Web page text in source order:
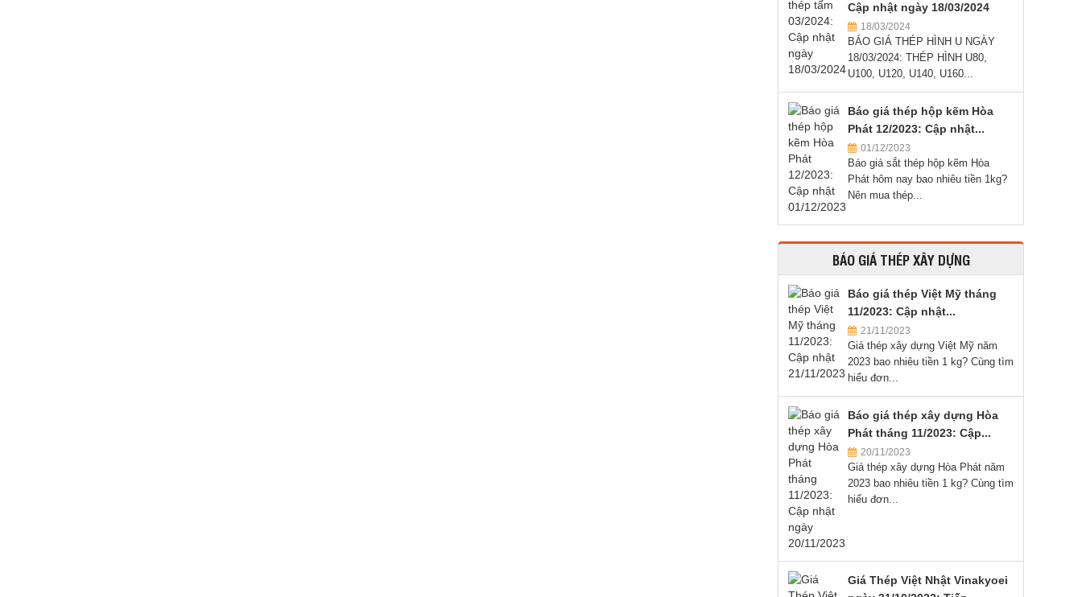
Cập nhật ngày 18/03/2024
18/03/2024
BÁO GIÁ THÉP HÌNH U NGÀY
18/03/2024: THÉP HÌNH U80,
U100, U120, U140, U160...
Báo giá thép hộp kẽm Hòa
Phát 12/2023: Cập nhật...
01/12/2023
Báo giá sắt thép hộp kẽm Hòa
Phát hôm nay bao nhiêu tiền 1kg?
Nên mua thép...
BÁO GIÁ THÉP XÂY DỰNG
Báo giá thép Việt Mỹ tháng
11/2023: Cập nhật...
21/11/2023
Giá thép xây dựng Việt Mỹ năm
2023 bao nhiêu tiền 1 kg? Cùng tìm
hiểu đơn...
Báo giá thép xây dựng Hòa
Phát tháng 11/2023: Cập...
20/11/2023
Giá thép xây dựng Hòa Phát năm
2023 bao nhiêu tiền 1 kg? Cùng tìm
hiểu đơn...
Giá Thép Việt Nhật Vinakyoei